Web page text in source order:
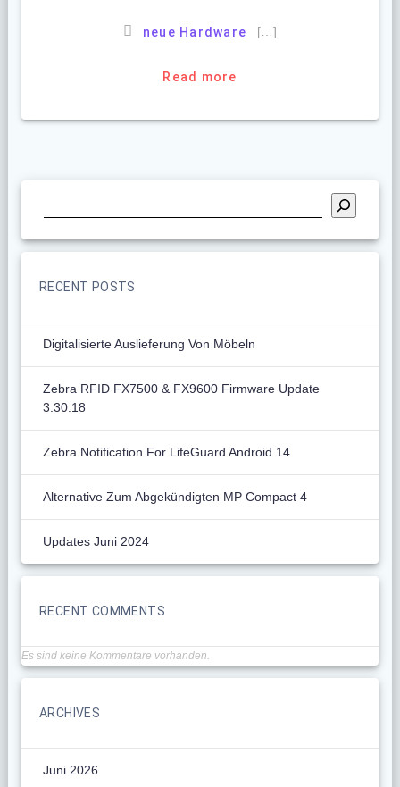
neue Hardware […]
Read more
RECENT POSTS
Digitalisierte Auslieferung Von Möbeln
Zebra RFID FX7500 & FX9600 Firmware Update
3.30.18
Zebra Notification For LifeGuard Android 14
Alternative Zum Abgekündigten MP Compact 4
Updates Juni 2024
RECENT COMMENTS
Es sind keine Kommentare vorhanden.
ARCHIVES
Juni 2026